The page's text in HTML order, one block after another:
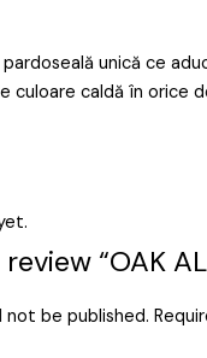
pardoseală unică ce
culoare caldă în orice
“OAK
not be published.